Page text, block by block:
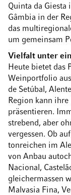
Quinta da Giesta
Gâmbia in der
das
um gemeinsam
Vielfalt unter
Heute bietet das
Weinportfolio
de Setúbal,
Region kann
präsentieren.
strebend, aber
vergessen. Ob
tonreichen im
von Anbau
Nacional,
gleichermassen
Malvasia Fina,